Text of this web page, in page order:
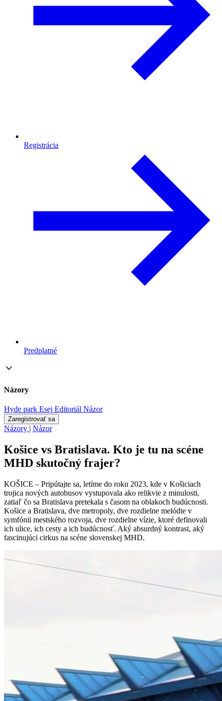
Registrácia
Predplatné
Názory
Hyde park Esej Editoriál Názor
Zaregistrovať sa
Názory | Názor
Košice vs Bratislava. Kto je tu na scéne
MHD skutočný frajer?
KOŠICE – Pripútajte sa, letíme do roku 2023, kde v Košiciach
trojica nových autobusov vystupovala ako relikvie z minulosti,
zatiaľ čo sa Bratislava pretekala s časom na oblakoch budúcnosti.
Košice a Bratislava, dve metropoly, dve rozdielne melódie v
symfónii mestského rozvoja, dve rozdielne vízie, ktoré definovali
ich ulice, ich cesty a ich budúcnosť. Aký absurdný kontrast, aký
fascinujúci cirkus na scéne slovenskej MHD.